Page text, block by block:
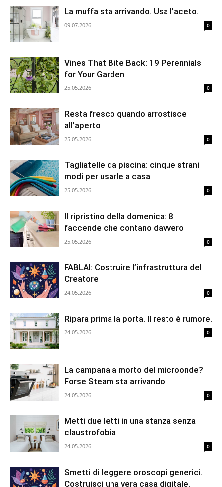
La muffa sta arrivando. Usa l’aceto.
09.07.2026 0
Vines That Bite Back: 19 Perennials
for Your Garden
25.05.2026 0
Resta fresco quando arrostisce
all’aperto
25.05.2026 0
Tagliatelle da piscina: cinque strani
modi per usarle a casa
25.05.2026 0
Il ripristino della domenica: 8
faccende che contano davvero
25.05.2026 0
FABLAI: Costruire l’infrastruttura del
Creatore
24.05.2026 0
Ripara prima la porta. Il resto è rumore.
24.05.2026 0
La campana a morto del microonde?
Forse Steam sta arrivando
24.05.2026 0
Metti due letti in una stanza senza
claustrofobia
24.05.2026 0
Smetti di leggere oroscopi generici.
Costruisci una vera casa digitale.